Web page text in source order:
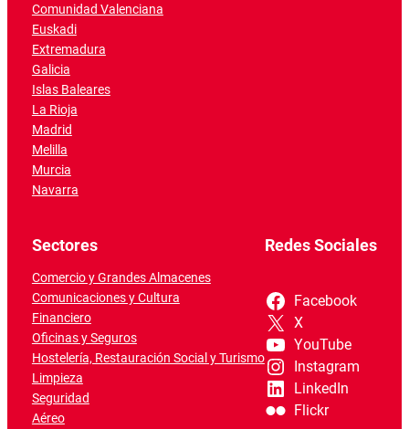
Comunidad Valenciana
Euskadi
Extremadura
Galicia
Islas Baleares
La Rioja
Madrid
Melilla
Murcia
Navarra
Sectores
Comercio y Grandes Almacenes
Comunicaciones y Cultura
Financiero
Oficinas y Seguros
Hostelería, Restauración Social y Turismo
Limpieza
Seguridad
Aéreo
Redes Sociales
Facebook
X
YouTube
Instagram
LinkedIn
Flickr